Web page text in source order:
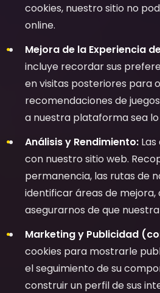
cookies, nuestro sitio no
online.
Mejora de la Experiencia
incluye recordar sus
en visitas posteriores para
recomendaciones de
a nuestra plataforma sea
Análisis y Rendimiento:
con nuestro sitio web.
permanencia, las rutas de
identificar áreas de
asegurarnos de que
Marketing y Publicidad
cookies para mostrarle
el seguimiento de su
construir un perfil de sus